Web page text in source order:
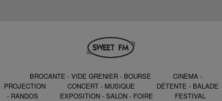
BROCANTE - VIDE GRENIER - BOURSE
CINEMA -
PROJECTION
CONCERT - MUSIQUE
DÉTENTE - BALADE
- RANDOS
EXPOSITION - SALON - FOIRE
FESTIVAL